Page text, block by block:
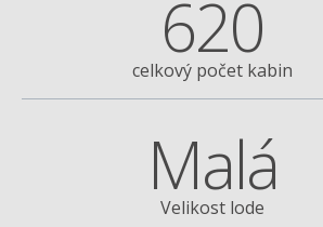
620
celkový počet kabin
Malá
Velikost lode